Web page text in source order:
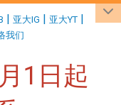
| 亚大IG | 亚大YT |
我们
1日起